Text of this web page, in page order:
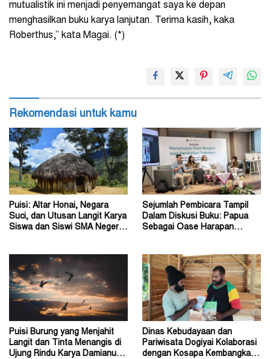
mutualistik ini menjadi penyemangat saya ke depan
menghasilkan buku karya lanjutan. Terima kasih, kaka
Roberthus,” kata Magai. (*)
Rekomendasi untuk kamu
Puisi: Altar Honai, Negara
Suci, dan Utusan Langit Karya
Siswa dan Siswi SMA Negeri 1
Sejumlah Pembicara Tampil
Dalam Diskusi Buku: Papua
Sebagai Oase Harapan
Puisi Burung yang Menjahit
Langit dan Tinta Menangis di
Ujung Rindu Karya Damianus
Dinas Kebudayaan dan
Pariwisata Dogiyai Kolaborasi
dengan Kosapa Kembangkan